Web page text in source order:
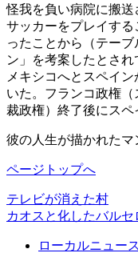
怪我を負い病院に搬送
サッカーをプレイす
ったことから（テー
ン」を考案したとされ
メキシコへとスペイ
いた。フランコ政権（
裁政権）終了後にスペ
彼の人生が描かれたマ
ページトップへ
テレビが消えた村
カオスと化したバル
ローカルニュース